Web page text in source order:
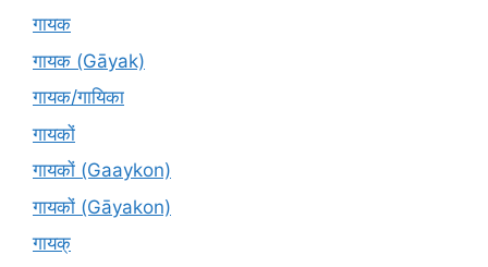
गायक
गायक (Gāyak)
गायक/गायिका
गायकों
गायकों (Gaaykon)
गायकों (Gāyakon)
गायक्